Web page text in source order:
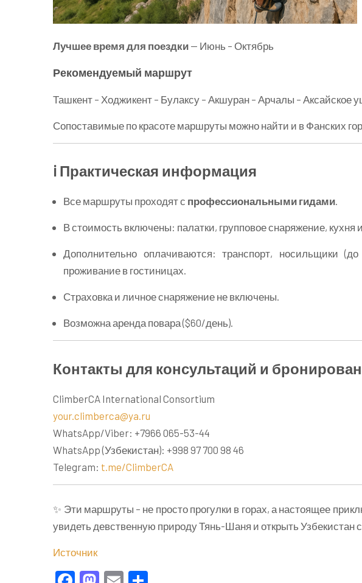
Лучшее время для поездки — Июнь – Октябрь
Рекомендуемый маршрут
Ташкент – Ходжикент – Булаксу – Акшуран – Арчалы – Аксайское
Сопоставимые по красоте маршруты можно найти и в Фанских
ℹ️ Практическая информация
Все маршруты проходят с профессиональными гидами.
В стоимость включены: палатки, групповое снаряжение, кухня
Дополнительно оплачиваются: транспорт, носильщики
проживание в гостиницах.
Страховка и личное снаряжение не включены.
Возможна аренда повара ($60/день).
Контакты для консультаций и
ClimberCA International Consortium
your.climberca@ya.ru
WhatsApp/Viber: +7966 065-53-44
WhatsApp (Узбекистан): +998 97 700 98 46
Telegram: t.me/ClimberCA
✨ Эти маршруты – не просто прогулки в горах, а настоящее
увидеть девственную природу Тянь-Шаня и открыть Узбекистан
Источник